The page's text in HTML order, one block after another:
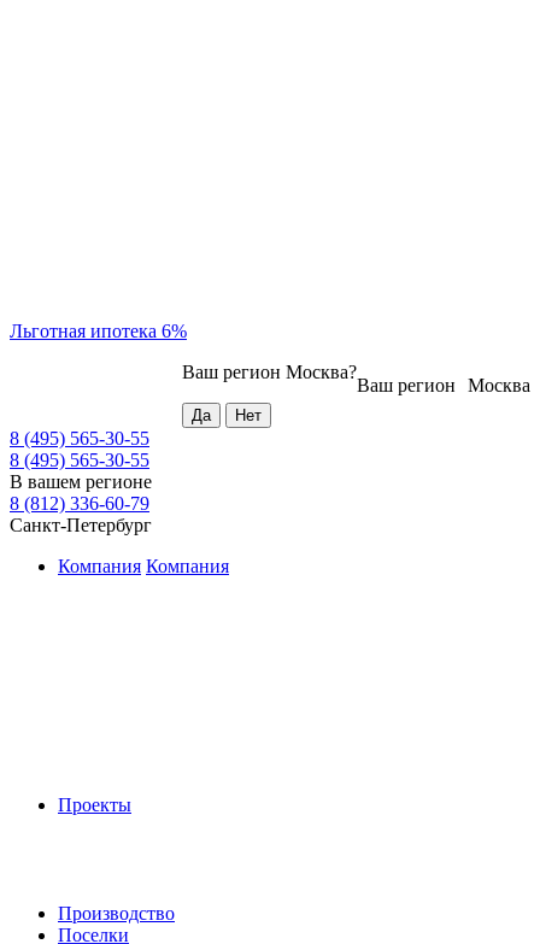
Льготная ипотека 6%
Москва
Ваш регион
Ваш регион Москва?
8 (495) 565-30-55
8 (495) 565-30-55
В вашем регионе
8 (812) 336-60-79
Санкт-Петербург
Компания Компания
Проекты
Производство
Поселки